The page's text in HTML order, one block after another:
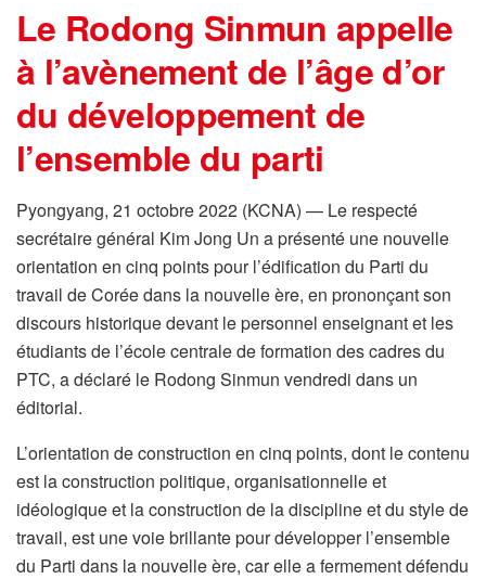
Le Rodong Sinmun appelle
à l’avènement de l’âge d’or
du développement de
l’ensemble du parti
Pyongyang, 21 octobre 2022 (KCNA) — Le respecté
secrétaire général Kim Jong Un a présenté une nouvelle
orientation en cinq points pour l’édification du Parti du
travail de Corée dans la nouvelle ère, en prononçant son
discours historique devant le personnel enseignant et les
étudiants de l’école centrale de formation des cadres du
PTC, a déclaré le Rodong Sinmun vendredi dans un
éditorial.
L’orientation de construction en cinq points, dont le contenu
est la construction politique, organisationnelle et
idéologique et la construction de la discipline et du style de
travail, est une voie brillante pour développer l’ensemble
du Parti dans la nouvelle ère, car elle a fermement défendu